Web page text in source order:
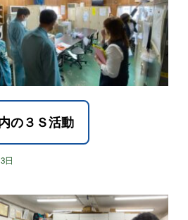
の３Ｓ活動
日